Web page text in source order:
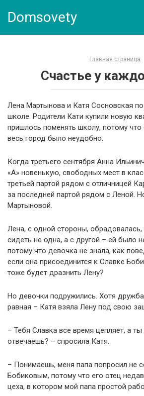
Domsovety
Главная страница
Счастье у
Лена Мартынова и Катя Сосновская
школе. Родители Кати купили новую
пришлось поменять школу, потому что
весь город было неудобно.
Когда третьего сентября Анна
«А» новенькую, свободных мест в
третьей партой рядом с отличницей
за последней партой рядом с Леной.
Мартыновой.
Лена, с одной стороны, обрадовалась,
сидеть не одна, а с другой – ей было
потому что девочка не знала, как
если она присоединится к Славке
тоже будет дразнить Лену?
Но девочки подружились. Хотя
равная – Катя взяла Лену под свою
– Тебя Славка все время цепляет, а
отвечаешь? – спросила Катя.
– Понимаешь, меня папа попросил не
Бобиковым, потому что его отец
цеха, в котором мой папа простой